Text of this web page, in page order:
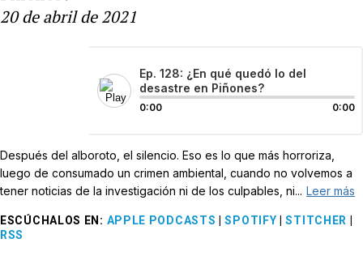
20 de abril de 2021
Ep. 128: ¿En qué quedó lo del
desastre en Piñones?
0:00 0:00
Después del alboroto, el silencio. Eso es lo que más horroriza,
luego de consumado un crimen ambiental, cuando no volvemos a
tener noticias de la investigación ni de los culpables, ni... Leer más
ESCÚCHALOS EN : APPLE PODCASTS |SPOTIFY |STITCHER
RSS